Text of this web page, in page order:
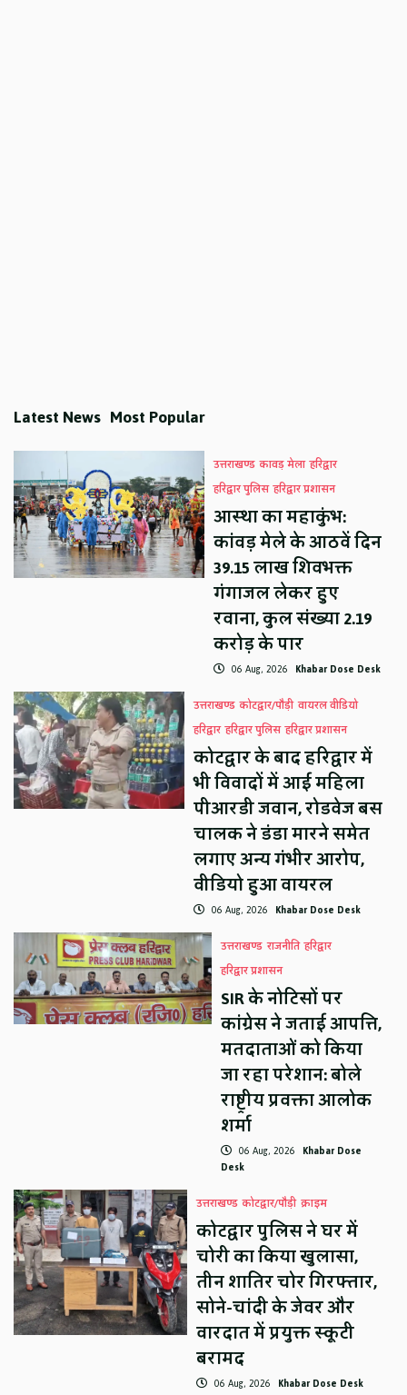
Latest News Most Popular
उत्तराखण्ड कावड़ मेला हरिद्वार
हरिद्वार पुलिस हरिद्वार प्रशासन
आस्था का महाकुंभ:
कांवड़ मेले के आठवें दिन
39.15 लाख शिवभक्त
गंगाजल लेकर हुए
रवाना, कुल संख्या 2.19
करोड़ के पार
06 Aug, 2026 Khabar Dose Desk
उत्तराखण्ड कोटद्वार/पौड़ी वायरल वीडियो
हरिद्वार हरिद्वार पुलिस हरिद्वार प्रशासन
कोटद्वार के बाद हरिद्वार में
भी विवादों में आई महिला
पीआरडी जवान, रोडवेज बस
चालक ने डंडा मारने समेत
लगाए अन्य गंभीर आरोप,
वीडियो हुआ वायरल
06 Aug, 2026 Khabar Dose Desk
उत्तराखण्ड राजनीति हरिद्वार
हरिद्वार प्रशासन
SIR के नोटिसों पर
कांग्रेस ने जताई आपत्ति,
मतदाताओं को किया
जा रहा परेशान: बोले
राष्ट्रीय प्रवक्ता आलोक
शर्मा
06 Aug, 2026 Khabar Dose
Desk
उत्तराखण्ड कोटद्वार/पौड़ी क्राइम
कोटद्वार पुलिस ने घर में
चोरी का किया खुलासा,
तीन शातिर चोर गिरफ्तार,
सोने-चांदी के जेवर और
वारदात में प्रयुक्त स्कूटी
बरामद
06 Aug, 2026 Khabar Dose Desk